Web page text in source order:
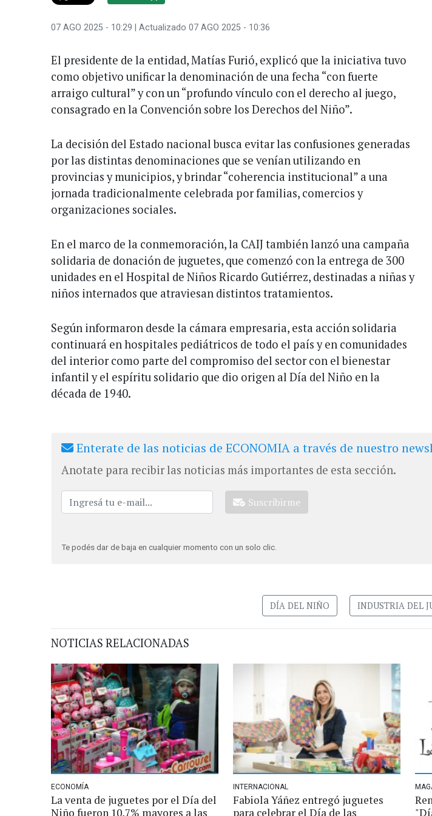
07 AGO 2025 - 10:29 | Actualizado 07 AGO 2025 - 10:36
El presidente de la entidad, Matías Furió, explicó que la iniciativa tuvo
como objetivo unificar la denominación de una fecha “con fuerte
arraigo cultural” y con un “profundo vínculo con el derecho al juego,
consagrado en la Convención sobre los Derechos del Niño”.
La decisión del Estado nacional busca evitar las confusiones generadas
por las distintas denominaciones que se venían utilizando en
provincias y municipios, y brindar “coherencia institucional” a una
jornada tradicionalmente celebrada por familias, comercios y
organizaciones sociales.
En el marco de la conmemoración, la CAIJ también lanzó una campaña
solidaria de donación de juguetes, que comenzó con la entrega de 300
unidades en el Hospital de Niños Ricardo Gutiérrez, destinadas a niñas y
niños internados que atraviesan distintos tratamientos.
Según informaron desde la cámara empresaria, esta acción solidaria
continuará en hospitales pediátricos de todo el país y en comunidades
del interior como parte del compromiso del sector con el bienestar
infantil y el espíritu solidario que dio origen al Día del Niño en la
década de 1940.
Enterate de las noticias de ECONOMIA a través de nuestro
Anotate para recibir las noticias más importantes de esta sección.
Suscribirme
Te podés dar de baja en cualquier momento con un solo clic.
DÍA DEL NIÑO INDUSTRIA DEL
NOTICIAS RELACIONADAS
ECONOMÍA
La venta de juguetes por el Día del
Niño fueron 10,7% mayores a las
INTERNACIONAL
Fabiola Yáñez entregó juguetes
para celebrar el Día de las